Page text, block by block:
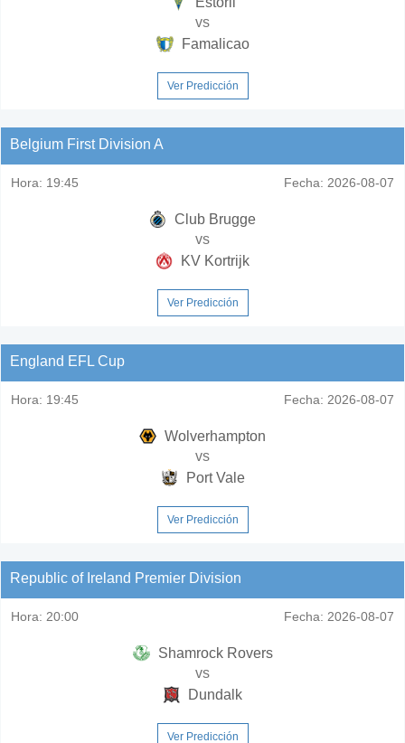
vs
Famalicao
Ver Predicción
Belgium First Division A
Hora: 19:45 Fecha: 2026-08-07
Club Brugge
vs
KV Kortrijk
Ver Predicción
England EFL Cup
Hora: 19:45 Fecha: 2026-08-07
Wolverhampton
vs
Port Vale
Ver Predicción
Republic of Ireland Premier Division
Hora: 20:00 Fecha: 2026-08-07
Shamrock Rovers
vs
Dundalk
Ver Predicción